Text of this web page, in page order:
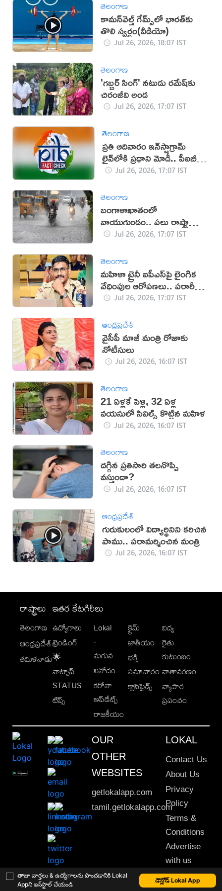
తాజా వార్తలు & ఉద్యోగాలను పొందడానికి Lokal
Appని ఇన్‌స్టాల్ చేయండి
డౌన్లోడ్ Lokal App
తెలంగాణ
కామన్‌వెల్త్ గేమ్స్‌లో భారత్‌కు
తొలి స్వర్ణం(వీడియో)
Jul 26, 2026, 18:07 IST
తెలంగాణ
'గబ్బర్ సింగ్' నటుడు రమేష్‌కు
చిరంజీవి అండ
Jul 26, 2026, 17:07 IST
తెలంగాణ
ప్రతి ఆదివారం ఇన్‌స్టాగ్రామ్
లైవ్‌లోకి ప్రధాని మోడీ.. పీఐబీ
క్లారిటీ ఇదే!
Jul 26, 2026, 17:07 IST
తెలంగాణ
బంగాళాఖాతంలో
వాయుగుండం.. పలు రాష్ట్రాల్లో
తీవ్ర వర్ష హెచ్చరికలు జారీ!
Jul 26, 2026, 17:07 IST
తెలంగాణ
మహిళా ట్రైనీ ఐపీఎస్‌పై లైంగిక
వేధింపుల ఆరోపణలు.. పరారీలో
ఉదయ్!Jul 26, 2026, 17:07 IST
ఆంధ్రప్రదేశ్
వైసీపీ మాజీ మంత్రి రోజాకు
నోటీసులు
Jul 26, 2026, 16:07 IST
తెలంగాణ
21 ఏళ్లకే పెళ్లి, 32 ఏళ్ల
వయసులో సివిల్స్ కొట్టిన మహిళ
Jul 26, 2026, 16:07 IST
తెలంగాణ
ద‌గ్గిన ప్ర‌తిసారి త‌ల‌నొప్పి
వ‌స్తుందా?
Jul 26, 2026, 16:07 IST
ఆంధ్రప్రదేశ్
గురుకులంలో విద్యార్థినిని కరిచిన
పాము.. పరామర్శించిన మంత్రి
Jul 26, 2026, 16:07 IST
రాష్ట్రాలు
తెలంగాణ
ఆంధ్రప్రదేశ్
తమిళనాడు
ఇతర కేటగిరీలు
ఉద్యోగాలు
ట్రెండింగ్
🌟
వాట్సాప్
STATUS
టిప్స్
Lokal
-
మగువ
వినోదం
కరోనా
అప్‌డేట్స్
రాజకీయం
క్రైమ్
జాతీయం
భక్తి
సమాచారం
క్లాసిఫైడ్స్
విద్య
రైతు
కుటుంబం
వాతావరణం
వ్యాపార
ప్రపంచం
OUR
OTHER
WEBSITES
getlokalapp.com
tamil.getlokalapp.com
LOKAL
Contact Us
About Us
Privacy
Policy
Terms &
Conditions
Advertise
with us
Sitemap
This material may not be published, transmitted, rewritten or redistributed. © 2020 Lokal App. All rights reserved.